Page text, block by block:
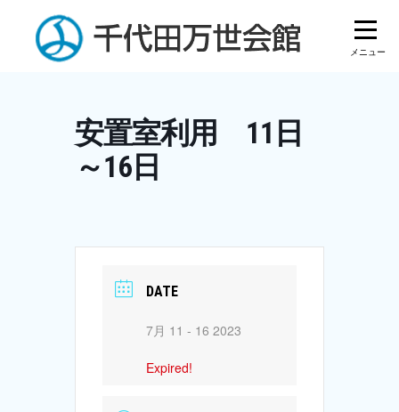
content
安置室利用 11日
～16日
DATE
7月 11 - 16 2023
Expired!